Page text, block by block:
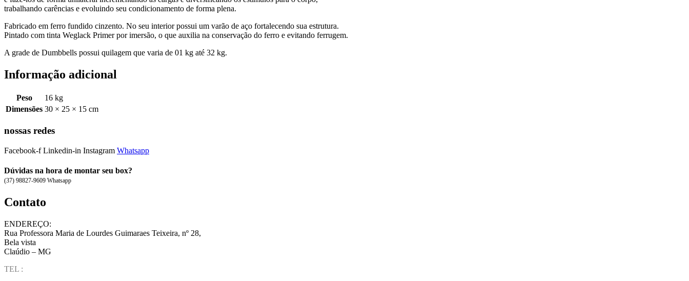
trabalhando carências e evoluindo seu condicionamento de forma plena.
Fabricado em ferro fundido cinzento. No seu interior possui um varão de aço fortalecendo sua estrutura.
Pintado com tinta Weglack Primer por imersão, o que auxilia na conservação do ferro e evitando ferrugem.
A grade de Dumbbells possui quilagem que varia de 01 kg até 32 kg.
Informação adicional
Peso
16 kg
Dimensões 30 × 25 × 15 cm
nossas redes
Facebook-f Linkedin-in Instagram Whatsapp
Dúvidas na hora de montar seu box?
(37) 98827-9609 Whatsapp
Contato
ENDEREÇO:
Rua Professora Maria de Lourdes Guimaraes Teixeira, nº 28,
Bela vista
Claúdio – MG
TEL :